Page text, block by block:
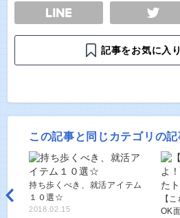
TWEET
記事をお気に入
この記事と同じカテゴリの記
持ち歩くべき、就活アイテム
１０選☆
2018.02.15
【
OK